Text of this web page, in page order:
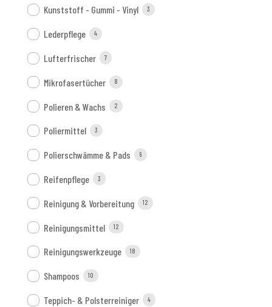
Kunststoff - Gummi - Vinyl 3
Lederpflege 4
Lufterfrischer 7
Mikrofasertücher 8
Polieren & Wachs 2
Poliermittel 3
Polierschwämme & Pads 9
Reifenpflege 3
Reinigung & Vorbereitung 12
Reinigungsmittel 12
Reinigungswerkzeuge 18
Shampoos 10
Teppich- & Polsterreiniger 4